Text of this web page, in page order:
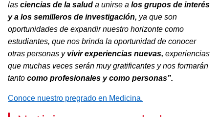
las ciencias de la salud a unirse a los grupos de interés
y a los semilleros de investigación, ya que son
oportunidades de expandir nuestro horizonte como
estudiantes, que nos brinda la oportunidad de conocer
otras personas y vivir experiencias nuevas, experiencias
que muchas veces serán muy gratificantes y nos formarán
tanto como profesionales y como personas”.
Conoce nuestro pregrado en Medicina.